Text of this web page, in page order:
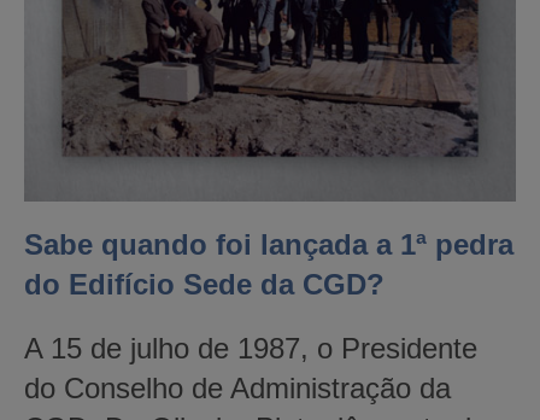
Sabe quando foi lançada a 1ª pedra
do Edifício Sede da CGD?
A 15 de julho de 1987, o Presidente
do Conselho de Administração da